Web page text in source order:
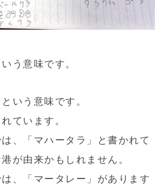
う意味です。
いう意味です。
ています。
、「マハータラ」と書かれて
が由来かもしれません。
、「マータレー」があります